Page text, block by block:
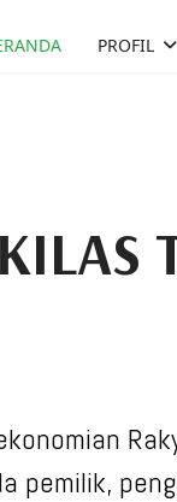
PROFIL
pemilik,